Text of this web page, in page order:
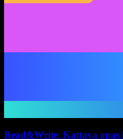
Read&Write: Kattava